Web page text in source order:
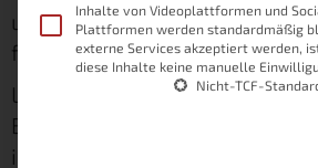
und sorgt anstatt für
für mehr Frust.
Lass uns in diesem Artikel
Blick auf die App werfen.
ich meine Visualisierung
Inhalte von Videoplattformen und
Plattformen werden standardmäßig
externe Services akzeptiert werden,
diese Inhalte keine manuelle
Nicht-TCF-